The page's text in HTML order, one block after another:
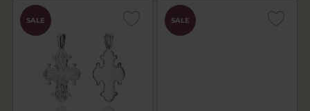
SALE SALE